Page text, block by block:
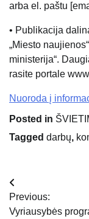
arba el. paštu
• Publikacija
„Miesto
ministerija“.
rasite portale
Nuoroda į
Posted in
Tagged darbų,
Navigacija
tarp
Previous:
Vyriausybės